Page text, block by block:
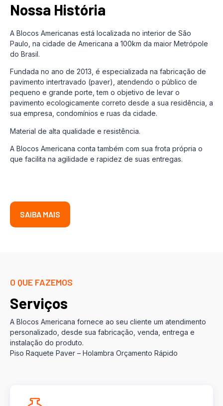
Nossa História
A Blocos Americanas está localizada no interior de São
Paulo, na cidade de Americana a 100km da maior Metrópole
do Brasil.
Fundada no ano de 2013, é especializada na fabricação de
pavimento intertravado (paver), atendendo o público de
pequeno e grande porte, tem o objetivo de levar o
pavimento ecologicamente correto desde a sua residência, a
sua empresa, condomínios e ruas da cidade.
Material de alta qualidade e resistência.
A Blocos Americana conta também com sua frota própria o
que facilita na agilidade e rapidez de suas entregas.
SAIBA MAIS
O QUE FAZEMOS
Serviços
A Blocos Americana fornece ao seu cliente um atendimento
personalizado, desde sua fabricação, venda, entrega e
instalação do produto.
Piso Raquete Paver – Holambra Orçamento Rápido